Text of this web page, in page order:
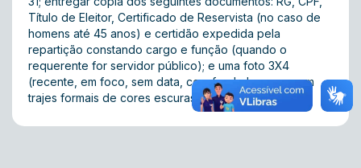
Título de Eleitor, Certificado de Reservista (no caso de
homens até 45 anos) e certidão expedida pela
repartição constando cargo e função (quando o
requerente for servidor público); e uma foto 3X4
(recente, em foco, sem data, com fundo branco e em
trajes formais de cores escuras).